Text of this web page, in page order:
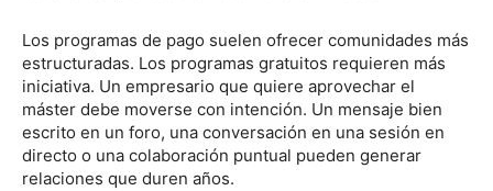
Los programas de pago suelen ofrecer comunidades más
estructuradas. Los programas gratuitos requieren más
iniciativa. Un empresario que quiere aprovechar el
máster debe moverse con intención. Un mensaje bien
escrito en un foro, una conversación en una sesión en
directo o una colaboración puntual pueden generar
relaciones que duren años.